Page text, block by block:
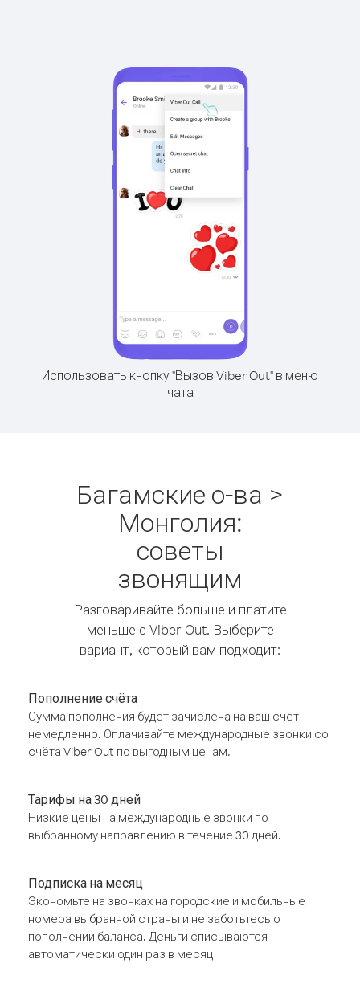
Использовать кнопку "Вызов Viber Out" в меню
чата
Багамские о-ва >
Монголия:
советы
звонящим
Разговаривайте больше и платите
меньше с Viber Out. Выберите
вариант, который вам подходит:
Пополнение счёта
Сумма пополнения будет зачислена на ваш счёт
немедленно. Оплачивайте международные звонки со
счёта Viber Out по выгодным ценам.
Тарифы на 30 дней
Низкие цены на международные звонки по
выбранному направлению в течение 30 дней.
Подписка на месяц
Экономьте на звонках на городские и мобильные
номера выбранной страны и не заботьтесь о
пополнении баланса. Деньги списываются
автоматически один раз в месяц